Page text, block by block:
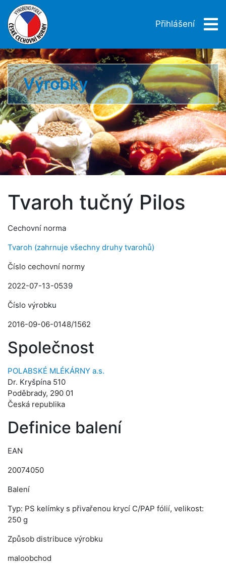
Přihlášení
Výrobky
Tvaroh tučný Pilos
Cechovní norma
Tvaroh (zahrnuje všechny druhy tvarohů)
Číslo cechovní normy
2022-07-13-0539
Číslo výrobku
2016-09-06-0148/1562
Společnost
POLABSKÉ MLÉKÁRNY a.s.
Dr. Kryšpína 510
Poděbrady, 290 01
Česká republika
Definice balení
EAN
20074050
Balení
Typ: PS kelímky s přivařenou krycí C/PAP fólií, velikost:
250 g
Způsob distribuce výrobku
maloobchod